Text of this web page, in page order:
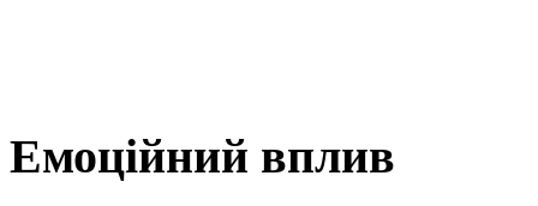
Емоційний вплив